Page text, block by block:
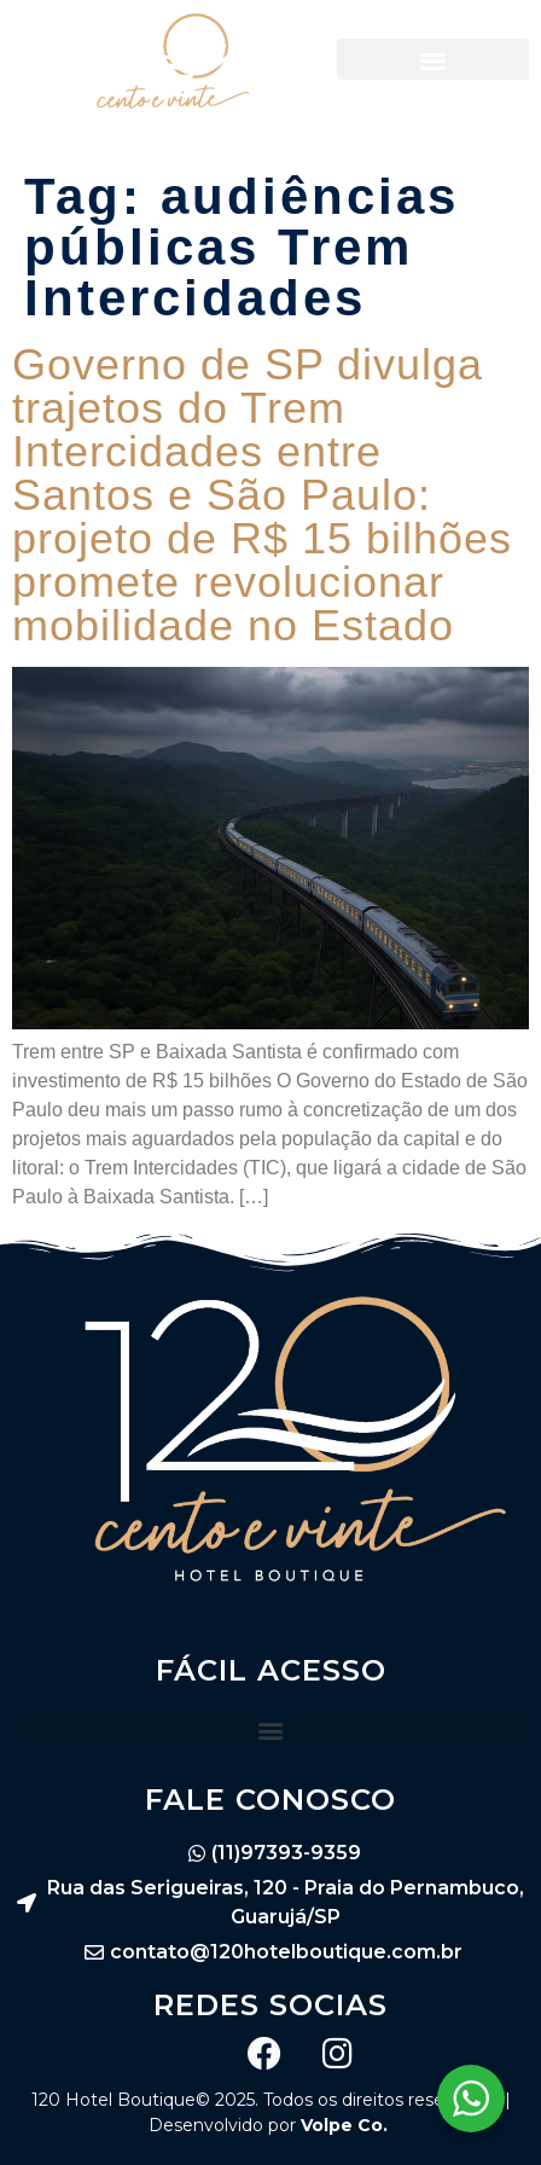
Tag: audiências
públicas Trem
Intercidades
Governo de SP divulga
trajetos do Trem
Intercidades entre
Santos e São Paulo:
projeto de R$ 15 bilhões
promete revolucionar
mobilidade no Estado
Trem entre SP e Baixada Santista é confirmado com
investimento de R$ 15 bilhões O Governo do Estado de São
Paulo deu mais um passo rumo à concretização de um dos
projetos mais aguardados pela população da capital e do
litoral: o Trem Intercidades (TIC), que ligará a cidade de São
Paulo à Baixada Santista. […]
FÁCIL ACESSO
FALE CONOSCO
(11)97393-9359
Rua das Serigueiras, 120 - Praia do Pernambuco,
Guarujá/SP
contato@120hotelboutique.com.br
REDES SOCIAS
120 Hotel Boutique© 2025. Todos os direitos reservados |
Desenvolvido por Volpe Co.